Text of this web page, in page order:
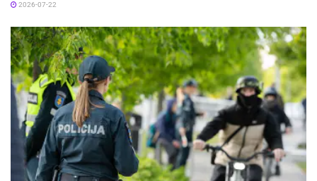
Utenos apylinkės prokuratūros vyriausiojo
prokuroro pavaduotojas Linas Latoža, laikinai
einantis Ignalinos rajono apylinkės teismo
pirmininko pareigas Aleksandras Jakubovskis,
Utenos priešgaisrinės gelbėjimo valdybos
Ignalinos priešgaisrinės gelbėjimo tarnybos
viršininkas Anatolijus Ostrouchas, Valstybės
sienos apsaugos Ignalinos rinktinės vadas
Vladimiras Ščajevas ir kiti garbingi svečiai.
2026-07-22